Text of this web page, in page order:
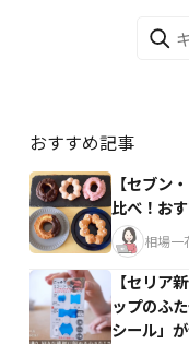
おすすめ記事
【セブン
比べ！お
相場一
【セリア
ップのふ
シール」